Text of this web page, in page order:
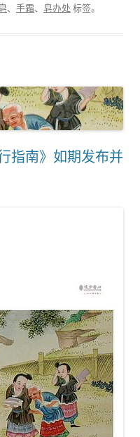
、 手霜、 皂办处 标签。
指南》如期发布并